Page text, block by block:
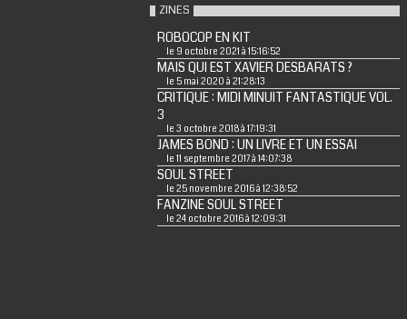
ZINES
ROBOCOP EN KIT
le 9 octobre 2021 à 15:16:52
MAIS QUI EST XAVIER DESBARATS ?
le 5 mai 2020 à 21:28:13
CRITIQUE : MIDI MINUIT FANTASTIQUE VOL.
3
le 3 octobre 2018 à 17:19:31
JAMES BOND : UN LIVRE ET UN ESSAI
le 11 septembre 2017 à 14:07:38
SOUL STREET
le 25 novembre 2016 à 12:38:52
FANZINE SOUL STREET
le 24 octobre 2016 à 12:09:31